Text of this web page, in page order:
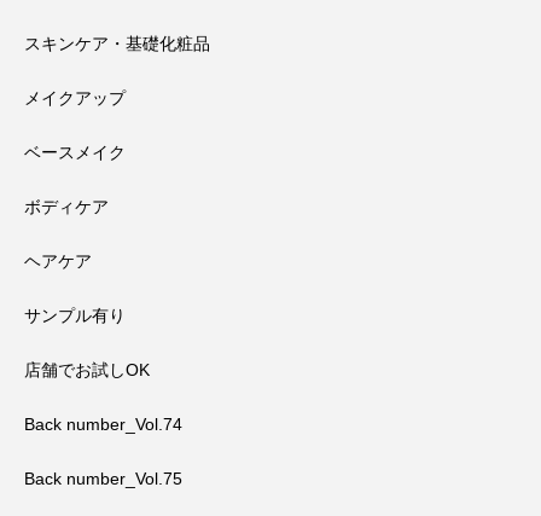
スキンケア・基礎化粧品
メイクアップ
ベースメイク
ボディケア
ヘアケア
サンプル有り
店舗でお試しOK
Back number_Vol.74
Back number_Vol.75